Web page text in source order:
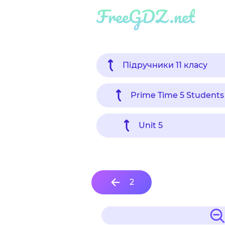
FreeGDZ.net
Підручники 11 класу
Prime Time 5
Unit 5
2